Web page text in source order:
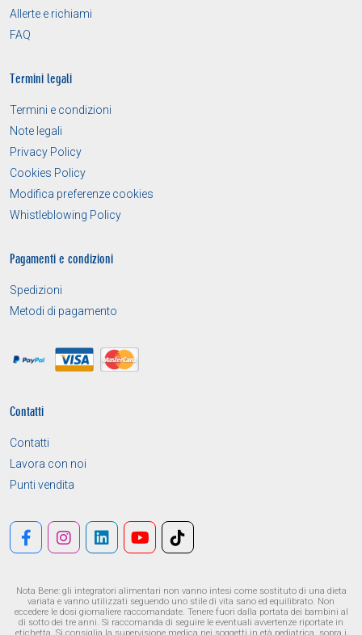
Allerte e richiami
FAQ
Termini legali
Termini e condizioni
Note legali
Privacy Policy
Cookies Policy
Modifica preferenze cookies
Whistleblowing Policy
Pagamenti e condizioni
Spedizioni
Metodi di pagamento
Contatti
Contatti
Lavora con noi
Punti vendita
Nota Bene: gli integratori alimentari non vanno intesi come sostituto di una dieta
variata e vanno utilizzati seguendo uno stile di vita sano ed equilibrato. Non
eccedere le dosi giornaliere raccomandate. Tenere fuori dalla portata dei bambini al
di sotto dei tre anni. Si raccomanda di seguire le eventuali avvertenze riportate in
etichetta. Si consiglia la supervisione medica nei soggetti in età pediatrica, sopra i